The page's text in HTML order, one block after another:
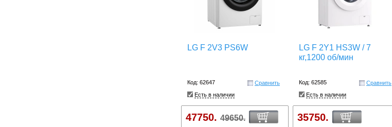
LG F 2V3 PS6W
Код: 62647
Сравнить
Есть в наличии
47750. 49650.
LG F 2Y1 HS3W / 7
кг,1200 об/мин
Код: 62585
Сравнить
Есть в наличии
35750.